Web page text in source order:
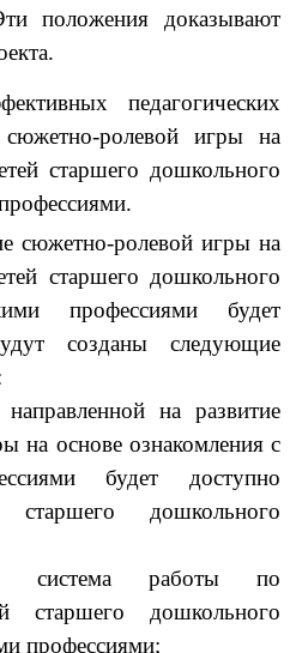
положения доказывают
педагогических
ролевой игры на
старшего дошкольного
сюжетно-ролевой игры на
старшего дошкольного
профессиями будет
созданы следующие
на развитие
на основе ознакомления с
будет доступно
дошкольного
система работы по
старшего дошкольного
профессиями;